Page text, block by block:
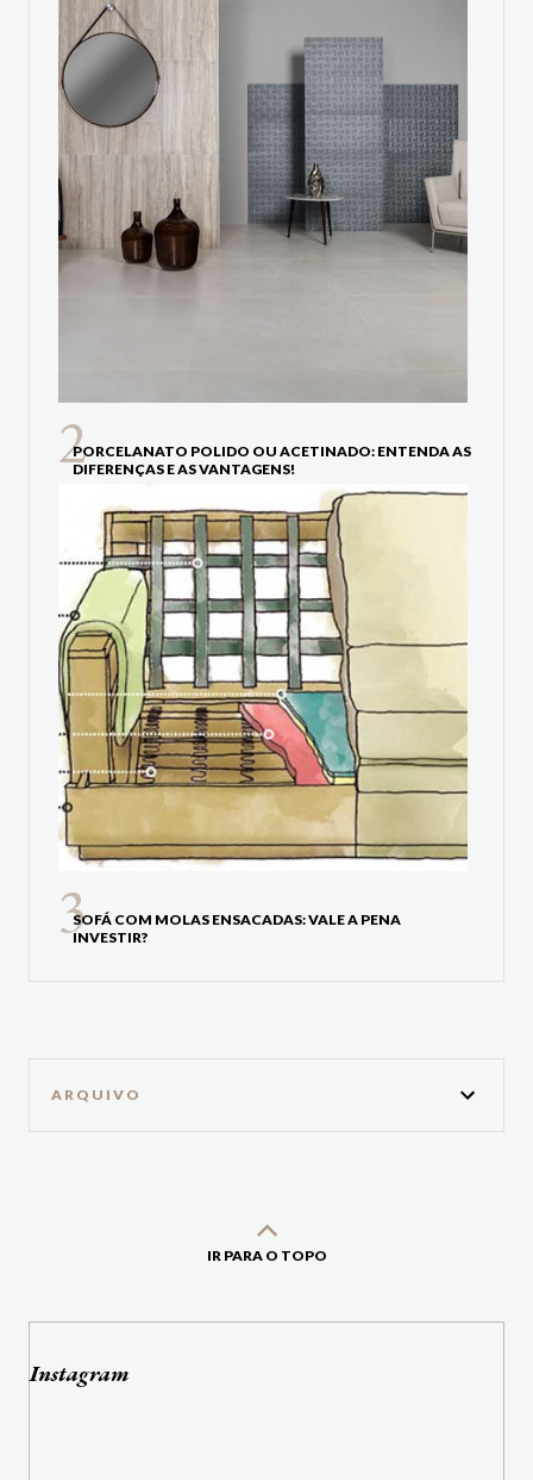
PORCELANATO POLIDO OU ACETINADO: ENTENDA AS
DIFERENÇAS E AS VANTAGENS!
SOFÁ COM MOLAS ENSACADAS: VALE A PENA
INVESTIR?
ARQUIVO
IR PARA O TOPO
Instagram